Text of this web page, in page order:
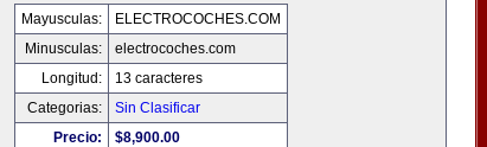
Mayusculas:
ELECTROCOCHES.COM
Minusculas:
electrocoches.com
Longitud:
13 caracteres
Categorias:
Sin Clasificar
Precio:
$8,900.00